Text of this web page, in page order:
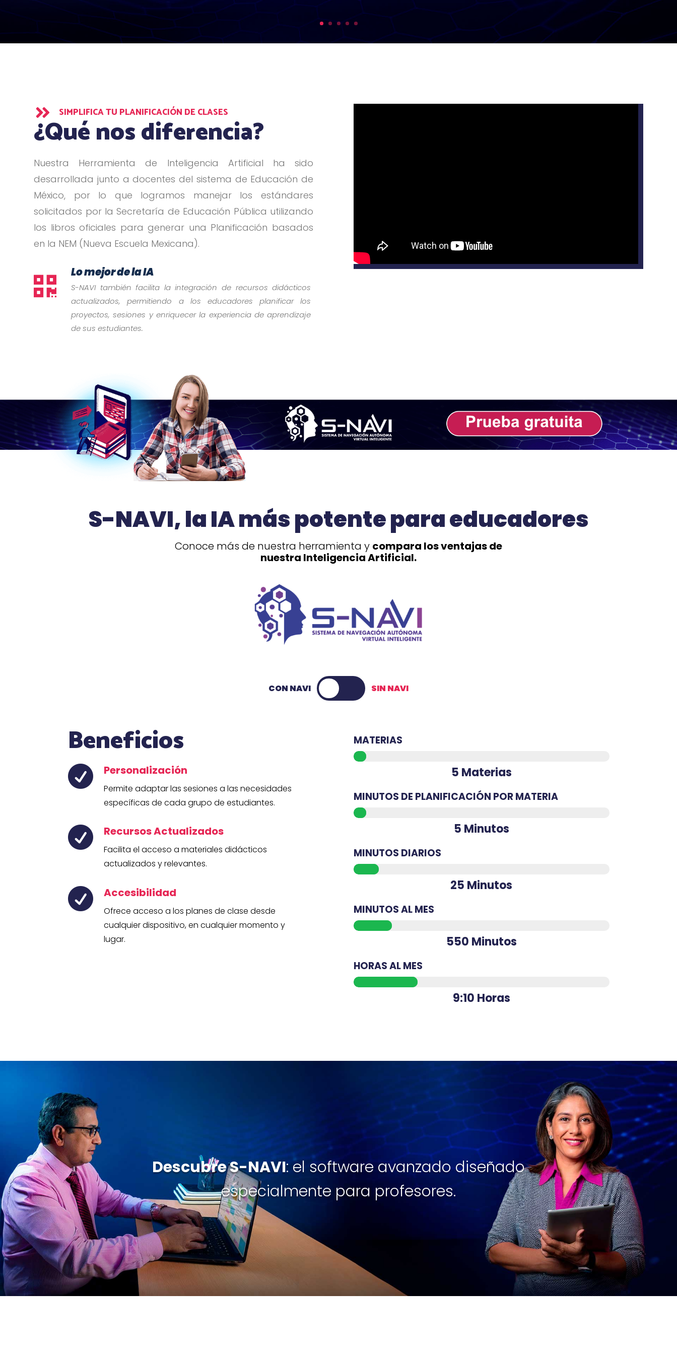
 SIMPLIFICA TU PLANIFICACIÓN DE CLASES
¿Qué nos diferencia?
Nuestra Herramienta de Inteligencia Artificial ha sido
desarrollada junto a docentes del sistema de Educación de
México, por lo que logramos manejar los estándares
solicitados por la Secretaría de Educación Pública utilizando
los libros oficiales para generar una Planificación basados
en la NEM (Nueva Escuela Mexicana).

Lo mejor de la IA
S-NAVI también facilita la integración de recursos didácticos
actualizados, permitiendo a los educadores planificar los
proyectos, sesiones y enriquecer la experiencia de aprendizaje
de sus estudiantes.
S-NAVI, la IA más potente para educadores
Conoce más de nuestra herramienta y compara los ventajas de
nuestra Inteligencia Artificial.
CON NAVI SIN NAVI
Beneficios
 Personalización
Permite adaptar las sesiones a las necesidades
específicas de cada grupo de estudiantes.
 Recursos Actualizados
Facilita el acceso a materiales didácticos
actualizados y relevantes.
 Accesibilidad
Ofrece acceso a los planes de clase desde
cualquier dispositivo, en cualquier momento y
lugar.
MATERIAS
5 Materias
MINUTOS DE PLANIFICACIÓN POR MATERIA
5 Minutos
MINUTOS DIARIOS
25 Minutos
MINUTOS AL MES
550 Minutos
HORAS AL MES
9:10 Horas
Descubre S-NAVI: el software avanzado diseñado
especialmente para profesores.